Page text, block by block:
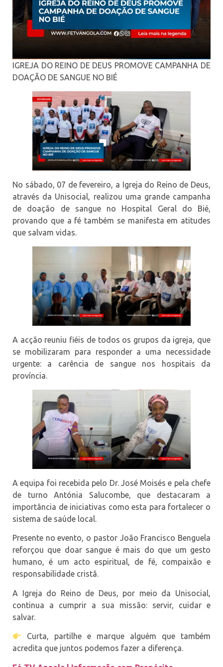
IGREJA DO REINO DE DEUS PROMOVE CAMPANHA DE
DOAÇÃO DE SANGUE NO BIÉ
No sábado, 07 de fevereiro, a Igreja do Reino de Deus,
através da Unisocial, realizou uma grande campanha
de doação de sangue no Hospital Geral do Bié,
provando que a fé também se manifesta em atitudes
que salvam vidas.
A acção reuniu fiéis de todos os grupos da igreja, que
se mobilizaram para responder a uma necessidade
urgente: a carência de sangue nos hospitais da
província.
A equipa foi recebida pelo Dr. José Moisés e pela chefe
de turno Antónia Salucombe, que destacaram a
importância de iniciativas como esta para fortalecer o
sistema de saúde local.
Presente no evento, o pastor João Francisco Benguela
reforçou que doar sangue é mais do que um gesto
humano, é um acto espiritual, de fé, compaixão e
responsabilidade cristã.
A Igreja do Reino de Deus, por meio da Unisocial,
continua a cumprir a sua missão: servir, cuidar e
salvar.
Curta, partilhe e marque alguém que também
acredita que juntos podemos fazer a diferença.